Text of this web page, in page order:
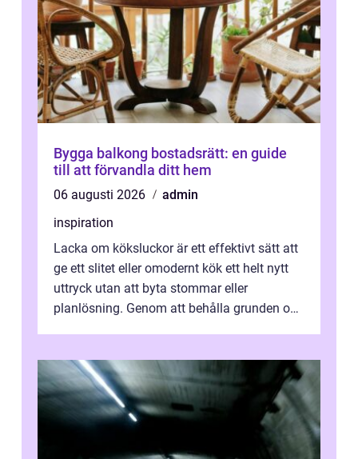
Bygga balkong bostadsrätt: en guide
till att förvandla ditt hem
06 augusti 2026
admin
inspiration
Lacka om köksluckor är ett effektivt sätt att
ge ett slitet eller omodernt kök ett helt nytt
uttryck utan att byta stommar eller
planlösning. Genom att behålla grunden och